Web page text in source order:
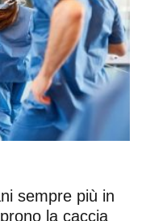
sempre più in
la caccia